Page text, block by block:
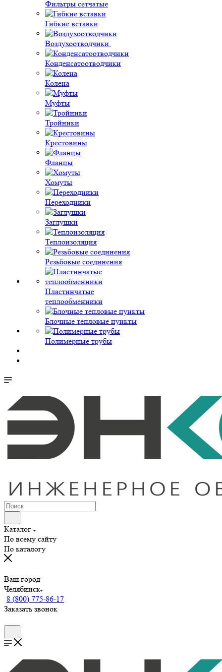
Фильтры сетчатые
Гибкие вставки
Воздухоотводчики
Конденсатоотводчики
Колена
Муфты
Тройники
Крестовины
Фланцы
Хомуты
Переходники
Заглушки
Теплоизоляция
Резьбовые соединения
Пластинчатые
теплообменники
Блочные тепловые пункты
Полимерные трубы
Каталог
По всему сайту
По каталогу
Ваш город
Челябинск
8 (800) 775-86-17
Заказать звонок